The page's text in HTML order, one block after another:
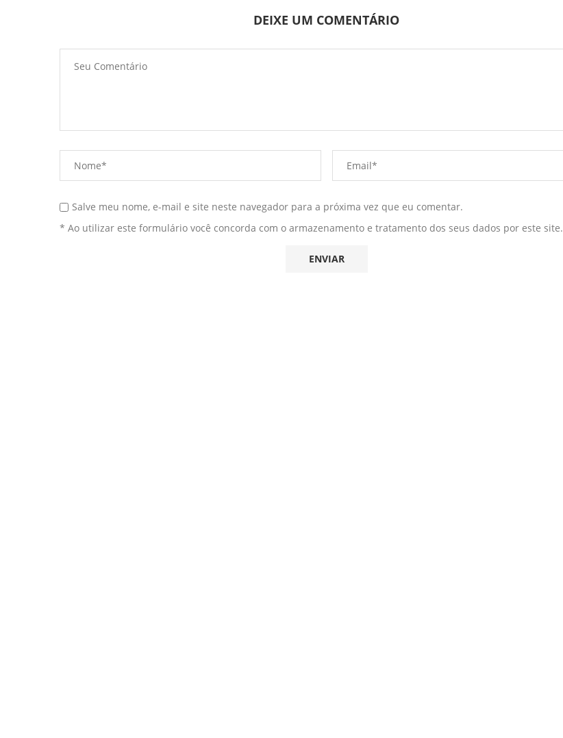
DEIXE UM COMENTÁRIO
Salve meu nome, e-mail e site neste navegador para a próxima vez que eu comentar.
* Ao utilizar este formulário você concorda com o armazenamento e tratamento dos seus dados por este site.